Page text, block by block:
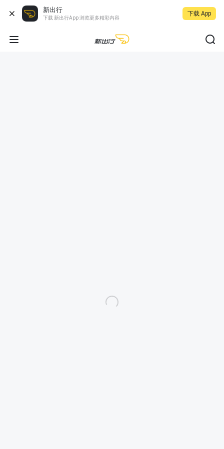
新出行
下载 新出行App 浏览更多精彩内容
下载 App